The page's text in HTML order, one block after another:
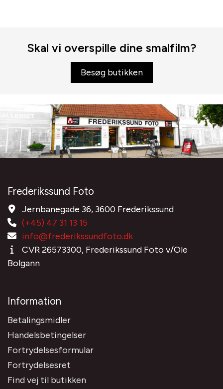
Skal vi overspille dine smalfilm?
Besøg butikken
Frederikssund Foto
Jernbanegade 36, 3600 Frederikssund
(+45) 47 31 13 15
info@frederikssundfoto.dk
CVR 26573300, Frederikssund Foto v/Ole
Bolgann
Information
Betalingsmidler
Handelsbetingelser
Fortrydelsesformular
Fortrydelsesret
Find vej til butikken